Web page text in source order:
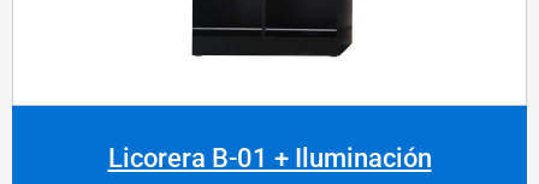
Licorera B-01 + Iluminación